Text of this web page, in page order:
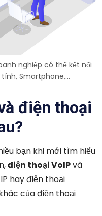
nghiệp có thể kết nối
tính, Smartphone,…
điện thoại
bạn khi mới tìm hiểu
điện thoại VoIPvà
hay điện thoại
của điện thoại